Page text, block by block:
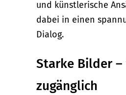
und künstlerische
dabei in einen
Dialog.
Starke Bilder
zugänglich